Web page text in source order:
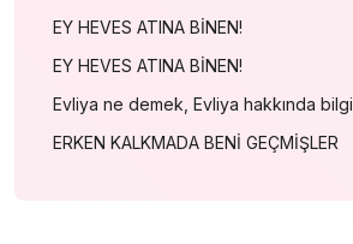
EY HEVES ATINA BİNEN!
EY HEVES ATINA BİNEN!
Evliya ne demek, Evliya hakkında bilgi
ERKEN KALKMADA BENİ GEÇMİŞLER